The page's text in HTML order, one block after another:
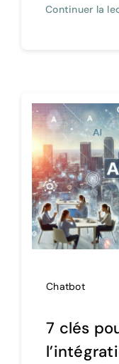
Continuer la
Chatbot
7 clés